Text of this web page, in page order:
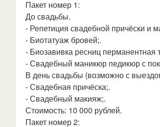
Пакет номер 1:
До свадьбы.
- Репетиция свадебной причёски и
- Биотатуаж бровей;.
- Биозавивка ресниц перманентная
- Свадебный маникюр педикюр с
В день свадьбы (возможно с
- Свадебная причёска;.
- Свадебный макияж;.
Стоимость: 10 000 рублей.
Пакет номер 2: